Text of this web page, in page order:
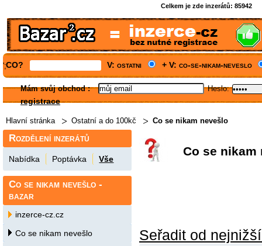
Celkem je zde inzerátů: 85942
';CO? V: ostatni + V: co-se-nikam-neveslo
Mám svůj obchod: Heslo:
registrace
Hlavní stránka Ostatní a do 100kč Co se nikam nevešlo
Co se nikam
Seřadit od
Rozdělení inzerátů
Nabídka Poptávka Vše
Co se nikam nevešlo -
bazar
inzerce-cz.cz
Co se nikam nevešlo